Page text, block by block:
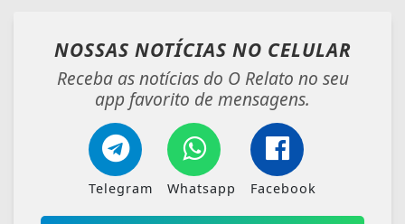
NOSSAS NOTÍCIAS NO CELULAR
Receba as notícias do O Relato no seu
app favorito de mensagens.
Telegram Whatsapp Facebook